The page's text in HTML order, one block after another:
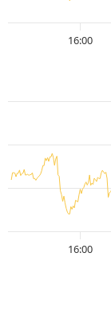
16:00
16:00